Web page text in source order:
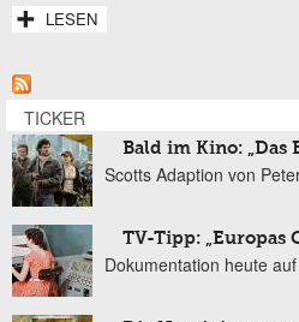
LESEN
TICKER
Bald im Kino: „Das
Scotts Adaption von
TV-Tipp: „Europas
Dokumentation heute